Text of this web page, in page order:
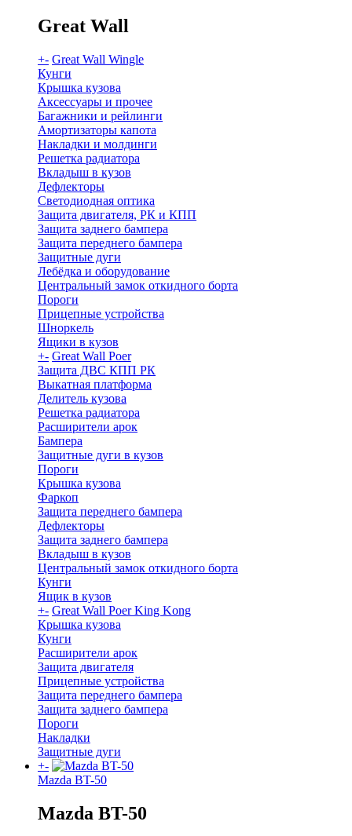
Great Wall
+- Great Wall Wingle
Кунги
Крышка кузова
Аксессуары и прочее
Багажники и рейлинги
Амортизаторы капота
Накладки и молдинги
Решетка радиатора
Вкладыш в кузов
Дефлекторы
Светодиодная оптика
Защита двигателя, РК и КПП
Защита заднего бампера
Защита переднего бампера
Защитные дуги
Лебёдка и оборудование
Центральный замок откидного борта
Пороги
Прицепные устройства
Шноркель
Ящики в кузов
+- Great Wall Poer
Защита ДВС КПП РК
Выкатная платформа
Делитель кузова
Решетка радиатора
Расширители арок
Бампера
Защитные дуги в кузов
Пороги
Крышка кузова
Фаркоп
Защита переднего бампера
Дефлекторы
Защита заднего бампера
Вкладыш в кузов
Центральный замок откидного борта
Кунги
Ящик в кузов
+- Great Wall Poer King Kong
Крышка кузова
Кунги
Расширители арок
Защита двигателя
Прицепные устройства
Защита переднего бампера
Защита заднего бампера
Пороги
Накладки
Защитные дуги
+-
Mazda BT-50
Mazda BT-50